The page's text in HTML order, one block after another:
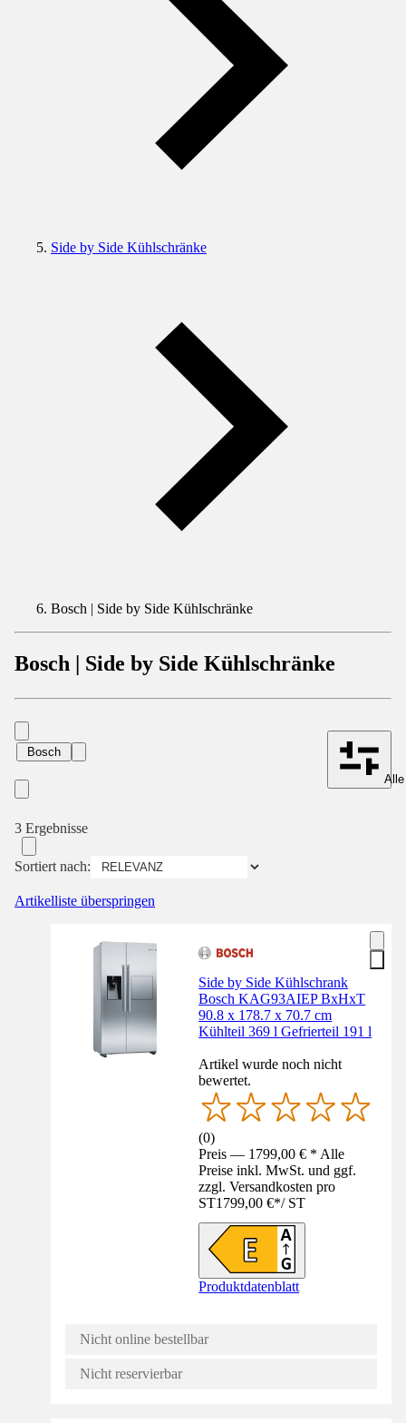
Side by Side Kühlschränke
Bosch | Side by Side Kühlschränke
Bosch | Side by Side Kühlschränke
Bosch
3 Ergebnisse
Sortiert nach:
Artikelliste überspringen
Side by Side Kühlschrank
Bosch KAG93AIEP BxHxT
90.8 x 178.7 x 70.7 cm
Kühlteil 369 l Gefrierteil 191 l
Artikel wurde noch nicht
bewertet.
(0)
Preis — 1799,00 € * Alle
Preise inkl. MwSt. und ggf.
zzgl. Versandkosten pro
ST1799,00 €*/ ST
Produktdatenblatt
Nicht online bestellbar
Nicht reservierbar